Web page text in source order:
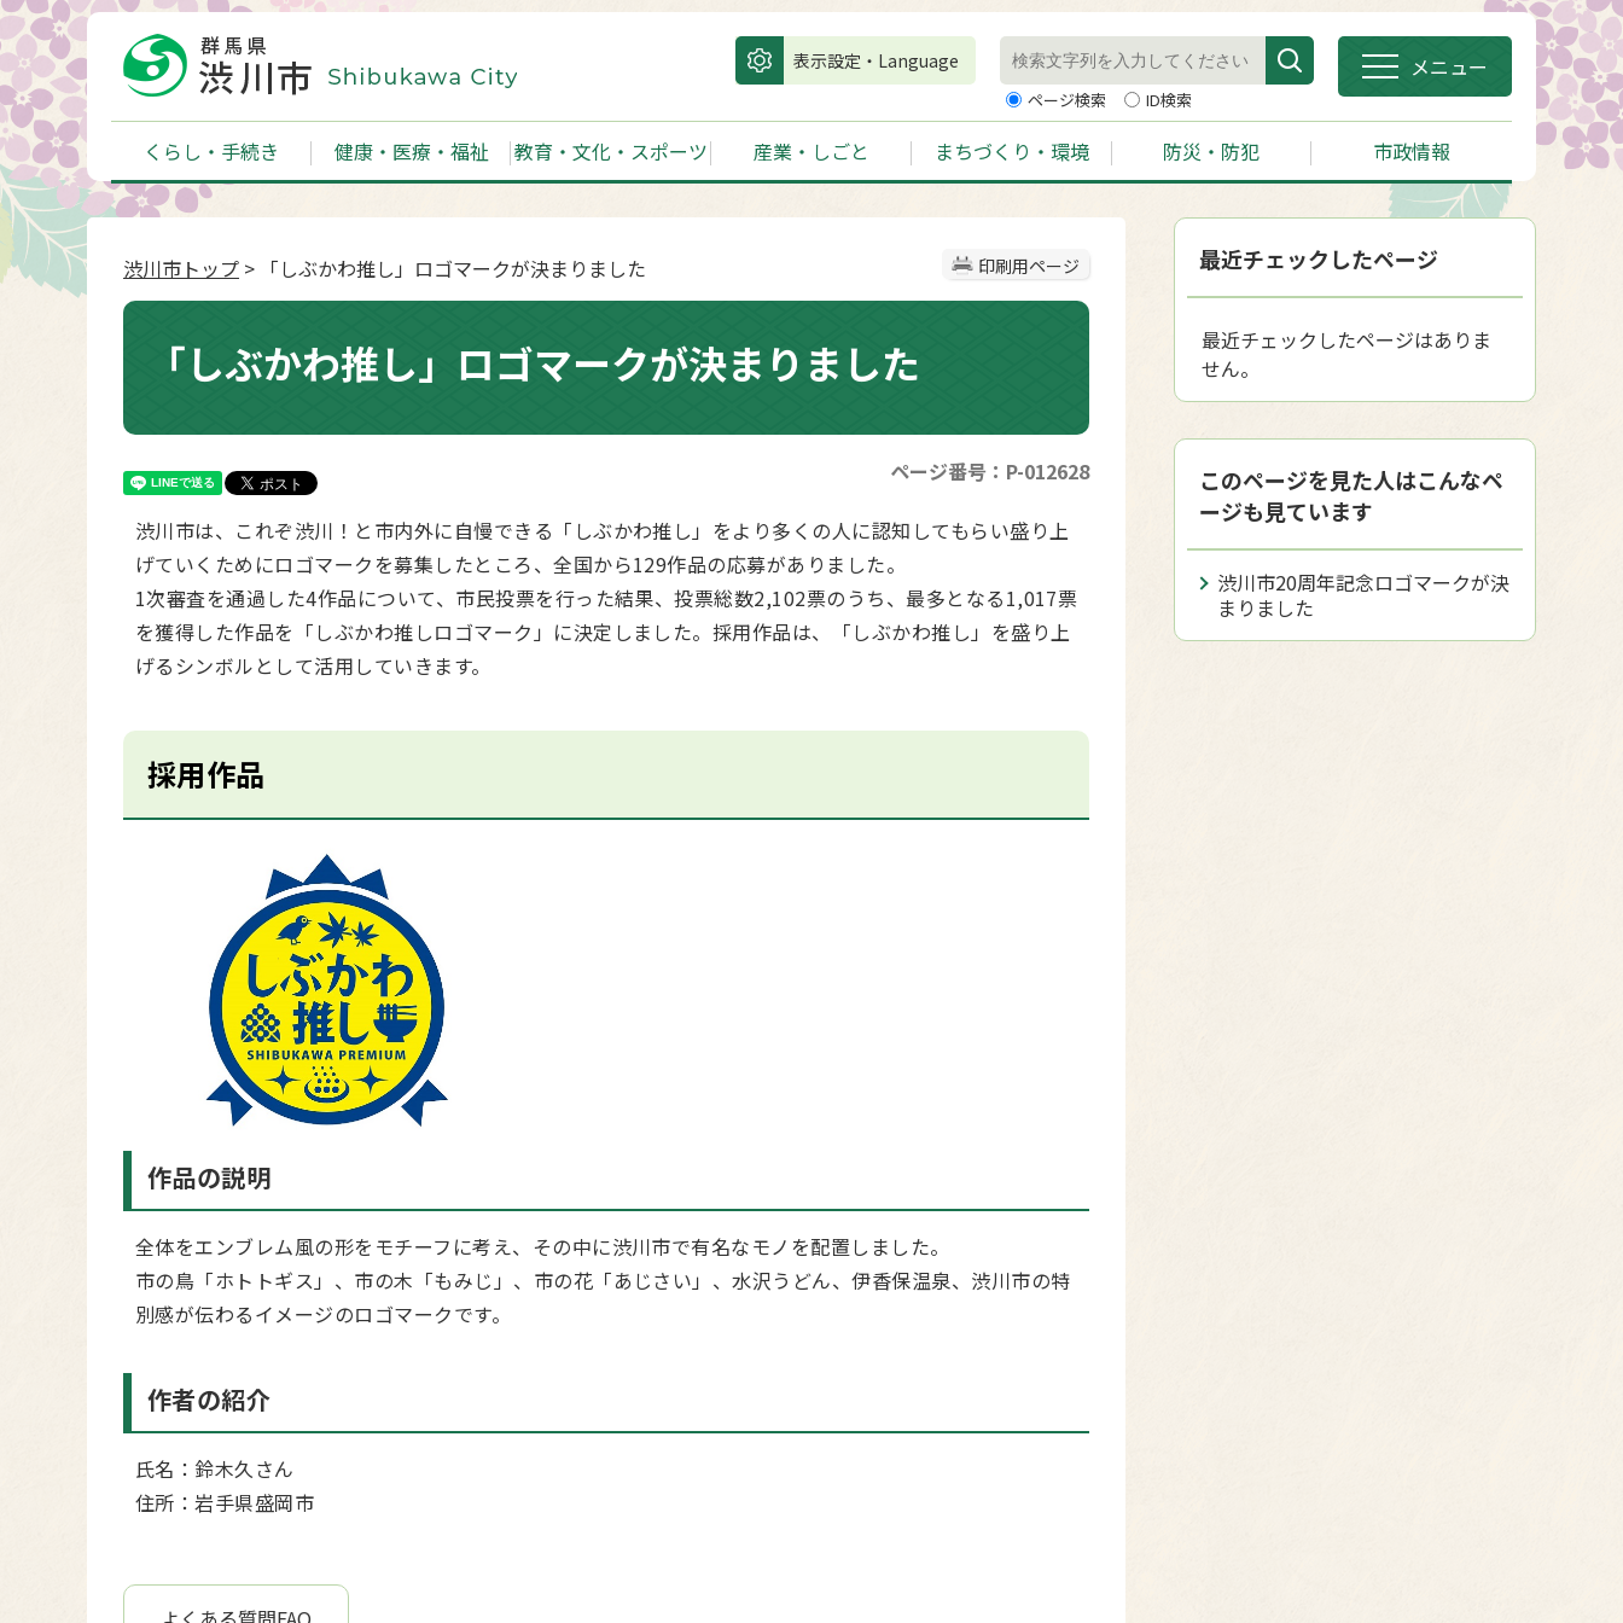
表示設定・Language
ページ検索 ID検索
メニュー
くらし・手続き 健康・医療・福祉 教育・文化・スポーツ 産業・しごと まちづくり・環境 防災・防犯 市政情報
印刷用ページ
渋川市トップ > 「しぶかわ推し」ロゴマークが決まりました
「しぶかわ推し」ロゴマークが決まりました
ページ番号：P-012628
渋川市は、これぞ渋川！と市内外に自慢できる「しぶかわ推し」をより多くの人に認知してもらい盛り上
げていくためにロゴマークを募集したところ、全国から129作品の応募がありました。
1次審査を通過した4作品について、市民投票を行った結果、投票総数2,102票のうち、最多となる1,017票
を獲得した作品を「しぶかわ推しロゴマーク」に決定しました。採用作品は、「しぶかわ推し」を盛り上
げるシンボルとして活用していきます。
採用作品
作品の説明
全体をエンブレム風の形をモチーフに考え、その中に渋川市で有名なモノを配置しました。
市の鳥「ホトトギス」、市の木「もみじ」、市の花「あじさい」、水沢うどん、伊香保温泉、渋川市の特
別感が伝わるイメージのロゴマークです。
作者の紹介
氏名：鈴木久さん
住所：岩手県盛岡市
最近チェックしたページ
最近チェックしたページはありま
せん。
このページを見た人はこんなペ
ージも見ています
渋川市20周年記念ロゴマークが決
まりました